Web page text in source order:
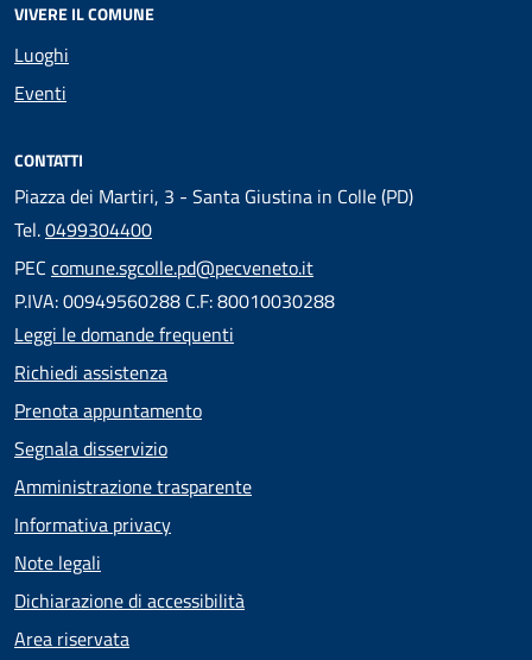
VIVERE IL COMUNE
Luoghi
Eventi
CONTATTI
Piazza dei Martiri, 3 - Santa Giustina in Colle (PD)
Tel.0499304400
PEC comune.sgcolle.pd@pecveneto.it
P.IVA: 00949560288 C.F: 80010030288
Leggi le domande frequenti
Richiedi assistenza
Prenota appuntamento
Segnala disservizio
Amministrazione trasparente
Informativa privacy
Note legali
Dichiarazione di accessibilità
Area riservata